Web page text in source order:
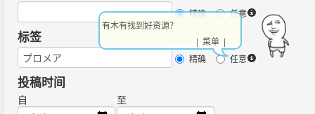
精确 任意
标签
精确 任意
投稿时间
自 至
有木有找到好资源？
| 菜单 |